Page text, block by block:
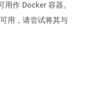
作 Docker 容器。
用，请尝试将其与